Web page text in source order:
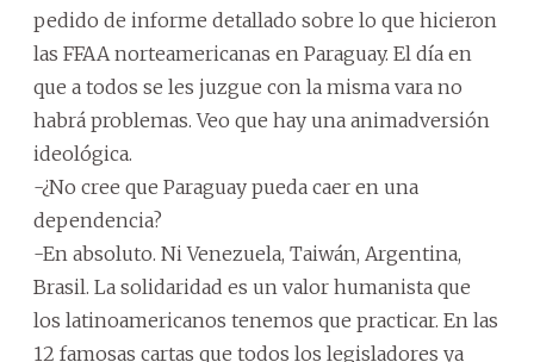
pedido de informe detallado sobre lo que hicieron
las FFAA norteamericanas en Paraguay. El día en
que a todos se les juzgue con la misma vara no
habrá problemas. Veo que hay una animadversión
ideológica.
-¿No cree que Paraguay pueda caer en una
dependencia?
-En absoluto. Ni Venezuela, Taiwán, Argentina,
Brasil. La solidaridad es un valor humanista que
los latinoamericanos tenemos que practicar. En las
12 famosas cartas que todos los legisladores ya